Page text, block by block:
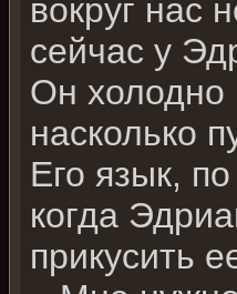
вокруг нас
сейчас у
Он холодно
насколько
Его язык,
когда
прикусить